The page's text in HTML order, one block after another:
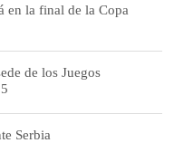
en la final de la Copa
de los Juegos
Serbia